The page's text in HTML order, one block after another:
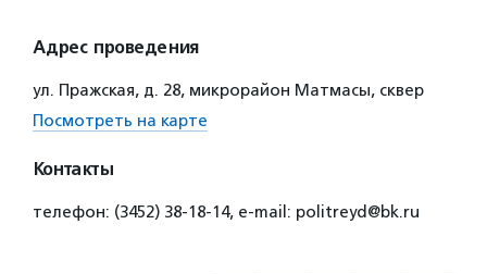
Адрес проведения
ул. Пражская, д. 28, микрорайон Матмасы, сквер
Посмотреть на карте
Контакты
телефон: (3452) 38-18-14, e-mail: politreyd@bk.ru